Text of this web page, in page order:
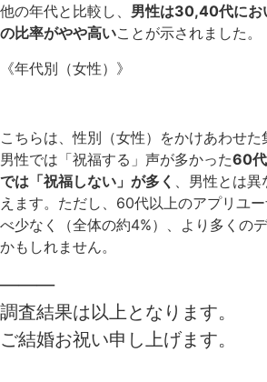
他の年代と比較し、 男性は30,40代にお
の比率がやや高いことが示されました。
《年代別（女性）》
こちらは、性別（女性）をかけあわせた
男性では「祝福する」声が多かった60
では「祝福しない」が多く 、男性とは
えます。ただし、60代以上のアプリユ
べ少なく（全体の約4%）、より多くの
かもしれません。
———
調査結果は以上となります。
ご結婚お祝い申し上げます。